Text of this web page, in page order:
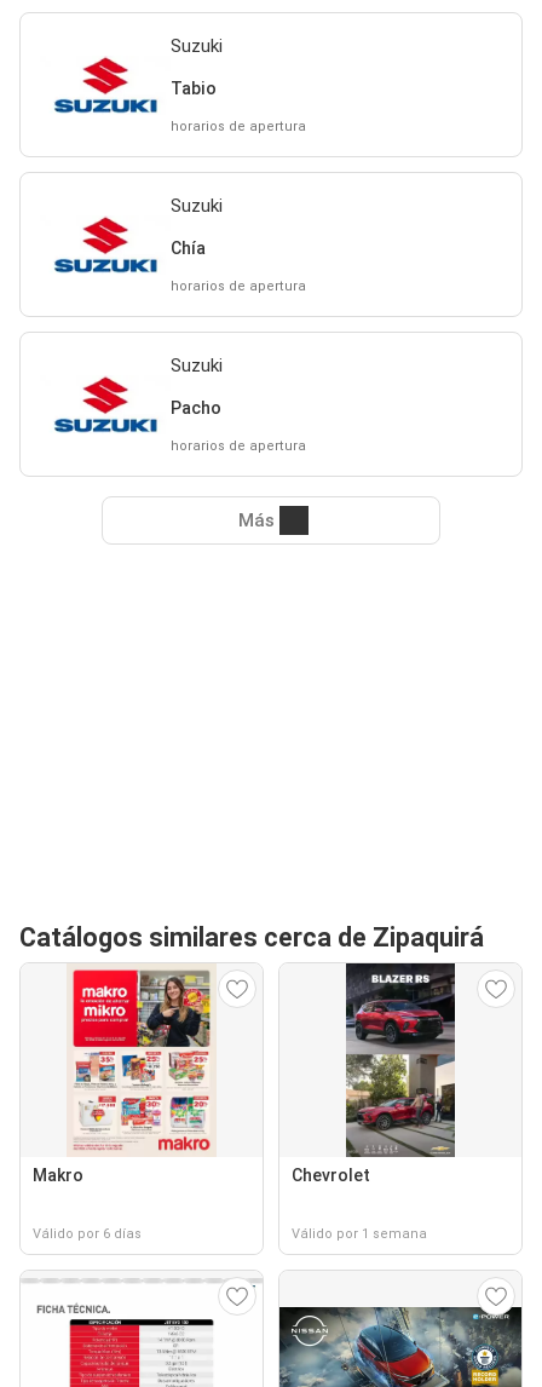
Suzuki
Tabio
horarios de apertura
Suzuki
Chía
horarios de apertura
Suzuki
Pacho
horarios de apertura
Más
Catálogos similares cerca de Zipaquirá
Makro
Válido por 6 días
Chevrolet
Válido por 1 semana